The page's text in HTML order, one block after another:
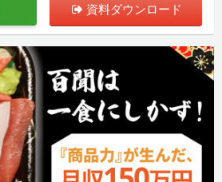
資料ダウンロード